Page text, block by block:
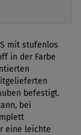
mit stufenlos
in der Farbe
befestigt.
bei
eine leichte